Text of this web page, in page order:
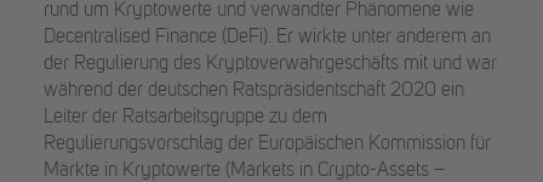
rund um Kryptowerte und verwandter Phänomene wie
Decentralised Finance (DeFi). Er wirkte unter anderem an
der Regulierung des Kryptoverwahrgeschäfts mit und war
während der deutschen Ratspräsidentschaft 2020 ein
Leiter der Ratsarbeitsgruppe zu dem
Regulierungsvorschlag der Europäischen Kommission für
Märkte in Kryptowerte (Markets in Crypto-Assets –